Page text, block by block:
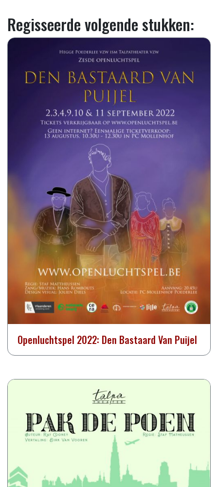
Regisseerde volgende stukken:
Openluchtspel 2022: Den Bastaard Van Puijel